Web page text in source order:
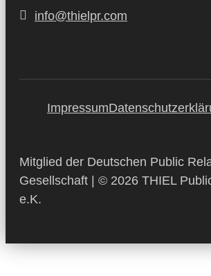
info@thielpr.com
Impressum
Mitglied der Deutschen Public
Gesellschaft | © 2026 THIEL
e.K.